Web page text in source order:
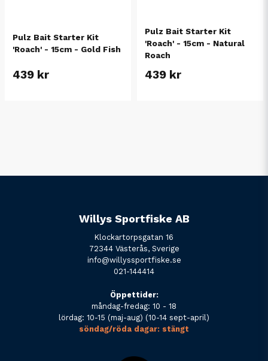
Pulz Bait Starter Kit
'Roach' - 15cm - Gold Fish
439 kr
Pulz Bait Starter Kit
'Roach' - 15cm - Natural
Roach
439 kr
Willys Sportfiske AB
Klockartorpsgatan 16
72344 Västerås, Sverige
info@willyssportfiske.se
021-144414
Öppettider:
måndag-fredag: 10 - 18
lördag: 10-15 (maj-aug) (10-14 sept-april)
söndag/röda dagar: stängt